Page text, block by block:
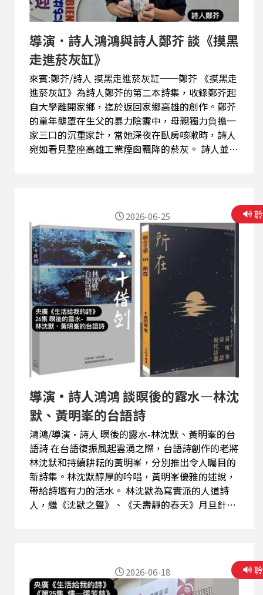
樣一個很異國的名字，對原來就是移民的馬尼尼為
地行進。我們請她來到節目中，談她的生活如何孕
導演．詩人鴻鴻與詩人鄭芥 談《摸黑
走進菸灰缸》
來賓:鄭芥/詩人 摸黑走進菸灰缸──鄭芥 《摸黑走
進菸灰缸》為詩人鄭芥的第二本詩集，收錄鄭芥起
自大學離開家鄉，迄於返回家鄉高雄的創作。鄭芥
的童年壟罩在生父的暴力陰霾中，母親獨力負擔一
家三口的沉重家計，當她深夜在臥房咳嗽時，詩人
宛如看見整座高雄工業煙囪飄降的菸灰。 詩人並不
雄，他的介意與不介意。 鄭 芥 高雄人，著有詩集
《跳舞的鳥都在受苦》（獲紅樓詩社「拾佰仟萬出
版贊助計畫」贊助）。
導演·詩人鴻鴻 談暝後的露水—林沈
默、黃明峯的台語詩
鴻鴻/導演·詩人 暝後的露水-林沈默、黃明峯的台
語詩 在台語復振風起雲湧之際，台語詩創作的老將
林沈默和持續耕耘的黃明峯，分別推出令人矚目的
新詩集。林沈默醇厚的吟唱，黃明峯優雅的述說，
帶給詩壇有力的活水。 林沈默為寫實派的人道詩
人，繼《沈默之聲》、《夭壽靜的春天》月旦針貶
揮劍自問，試圖剖開封閉的自我，徹底檢視、爬梳
憂憂鬱鬱、跌跌撞撞、坎坎坷坷的心路與心病。 黃
明峯的第三本詩集《所在》，熟稔地掌握臺語文的
2026-06-25
2026-06-18